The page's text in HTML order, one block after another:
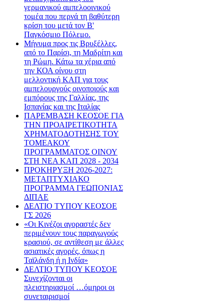
γερμανικού αμπελοοινικού
τομέα που περνά τη βαθύτερη
κρίση του μετά τον Β'
Παγκόσμιο Πόλεμο.
Μήνυμα προς τις Βρυξέλλες,
από το Παρίσι, τη Μαδρίτη και
τη Ρώμη. Κάτω τα χέρια από
την ΚΟΑ οίνου στη
μελλοντική ΚΑΠ για τους
αμπελουργούς οινοποιούς και
εμπόρους της Γαλλίας, της
Ισπανίας και της Ιταλίας
ΠΑΡΕΜΒΑΣΗ ΚΕΟΣΟΕ ΓΙΑ
ΤΗΝ ΠΡΟΑΙΡΕΤΙΚΟΤΗΤΑ
ΧΡΗΜΑΤΟΔΟΤΗΣΗΣ ΤΟΥ
ΤΟΜΕΑΚΟΥ
ΠΡΟΓΡΑΜΜΑΤΟΣ ΟΙΝΟΥ
ΣΤΗ ΝΕΑ ΚΑΠ 2028 - 2034
ΠΡΟΚΗΡΥΞΗ 2026-2027:
ΜΕΤΑΠΤΥΧΙΑΚΟ
ΠΡΟΓΡΑΜΜΑ ΓΕΩΠΟΝΙΑΣ
ΔΙΠΑΕ
ΔΕΛΤΙΟ ΤΥΠΟΥ ΚΕΟΣΟΕ
ΓΣ 2026
«Οι Κινέζοι αγοραστές δεν
περιμένουν τους παραγωγούς
κρασιού, σε αντίθεση με άλλες
ασιατικές αγορές, όπως η
Ταϊλάνδη ή η Ινδία»
ΔΕΛΤΙΟ ΤΥΠΟΥ ΚΕΟΣΟΕ
Συνεχίζονται οι
πλειστηριασμοί …όμηροι οι
συνεταιρισμοί